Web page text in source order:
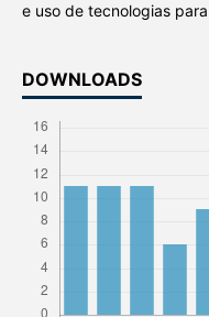
e uso de tecnologias
DOWNLOADS